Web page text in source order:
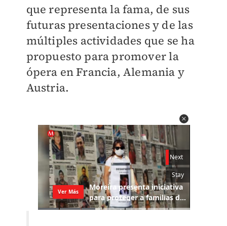
que representa la fama, de sus
futuras presentaciones y de las
múltiples actividades que se ha
propuesto para promover la
ópera en Francia, Alemania y
Austria.